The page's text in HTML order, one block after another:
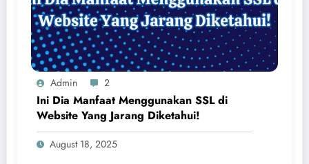
Admin 2
Ini Dia Manfaat Menggunakan SSL di
Website Yang Jarang Diketahui!
August 18, 2025